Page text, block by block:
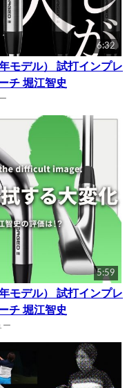
6:32
モデル） 試打インプレ
チ 堀江智史
5:59
モデル） 試打インプレ
チ 堀江智史
ー